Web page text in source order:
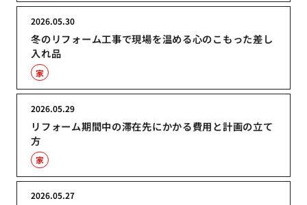
冬のリフォーム工事で現場を温める心のこもった差し
入れ品
2026.05.30
家
リフォーム期間中の滞在先にかかる費用と計画の立て
方
2026.05.29
家
2026.05.27